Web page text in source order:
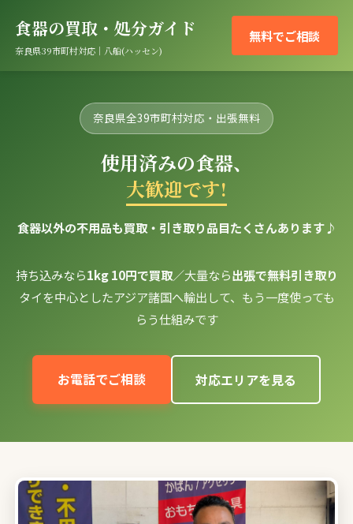
食器の買取・処分ガイド
奈良県39市町村対応｜八船(ハッセン)
無料でご相談
奈良県全39市町村対応・出張無料
使用済みの食器、
大歓迎です!
食器以外の不用品も買取・引き取り品目たくさんあります♪
持ち込みなら1kg 10円で買取／大量なら出張で無料引き取り
タイを中心としたアジア諸国へ輸出して、もう一度使っても
らう仕組みです
お電話でご相談 対応エリアを見る